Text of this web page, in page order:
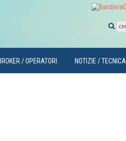
/ OPERATORI NOTIZIE / TECNICA